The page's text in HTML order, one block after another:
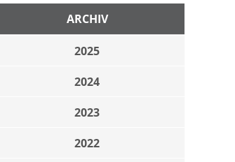
ARCHIV
2025
2024
2023
2022